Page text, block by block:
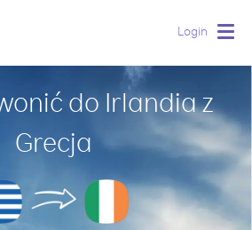
Login
do Irlandia z
Grecja